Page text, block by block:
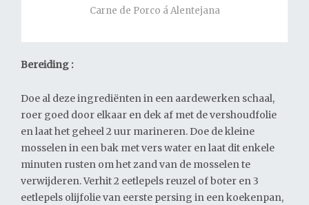
Carne de Porco á Alentejana
Bereiding :
Doe al deze ingrediënten in een aardewerken schaal,
roer goed door elkaar en dek af met de vershoudfolie
en laat het geheel 2 uur marineren. Doe de kleine
mosselen in een bak met vers water en laat dit enkele
minuten rusten om het zand van de mosselen te
verwijderen. Verhit 2 eetlepels reuzel of boter en 3
eetlepels olijfolie van eerste persing in een koekenpan,